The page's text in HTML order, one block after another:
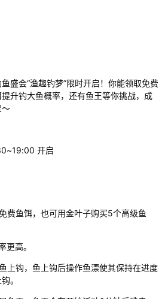
盛会“渔趣钓梦”限时开启！你能领取免费
升钓大鱼概率，还有鱼王等你挑战，成
～
开启
费鱼饵，也可用金叶子购买5个高级鱼
更高。
上钩，鱼上钩后操作鱼漂使其保持在进度
。